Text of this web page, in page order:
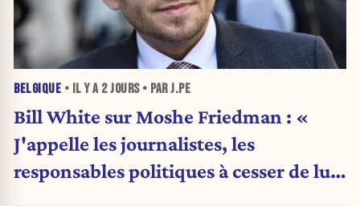
BELGIQUE • IL Y A 2 JOURS• PAR J.PE
Bill White sur Moshe Friedman : «
J'appelle les journalistes, les
responsables politiques à cesser de lui